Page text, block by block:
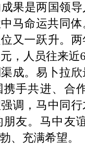
果是两国领
马命运共同
又一跃升。
，人员往来
成。易卜拉
携手共进、合
调，马中同
友。马中友
、充满希望。